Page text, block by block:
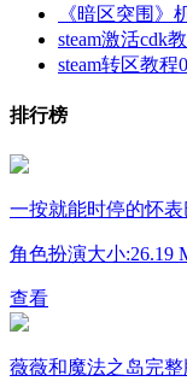
《暗区突围》
steam激活cdk
steam转区教程
排行榜
一按就能时停的怀
角色扮演大小:26.19
查看
薇薇和魔法之岛完整